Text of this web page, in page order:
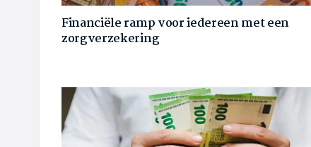
Financiële ramp voor iedereen met een
zorgverzekering